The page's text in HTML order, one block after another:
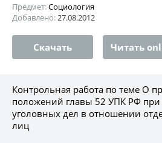
Предмет:Социология
Добавлено:27.08.2012
Скачать Читать
Контрольная работа по теме О
положений главы 52 УПК РФ
уголовных дел в отношении
лиц